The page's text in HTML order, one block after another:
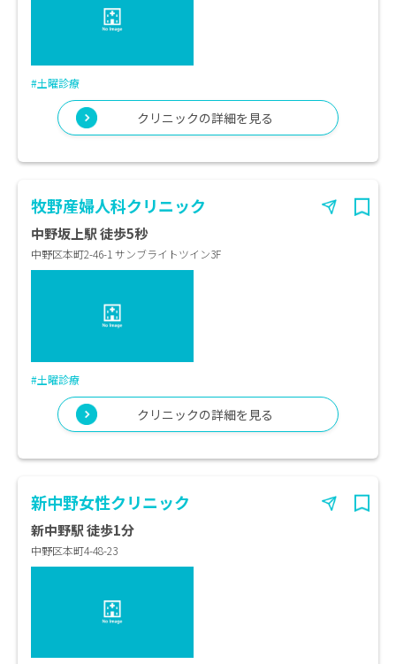
#土曜診療
クリニックの詳細を見る
牧野産婦人科クリニック
中野坂上駅 徒歩5秒
中野区本町2-46-1 サンブライトツイン3F
#土曜診療
クリニックの詳細を見る
新中野女性クリニック
新中野駅 徒歩1分
中野区本町4-48-23